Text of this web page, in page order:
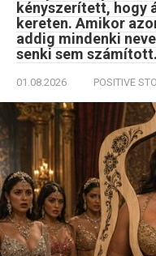
kényszerített, hogy
kereten. Amikor
addig mindenki
senki sem
01.08.2026 POSITIVE